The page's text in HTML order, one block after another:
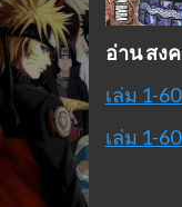
อ่าน สง
เล่ม 1-
เล่ม 1-